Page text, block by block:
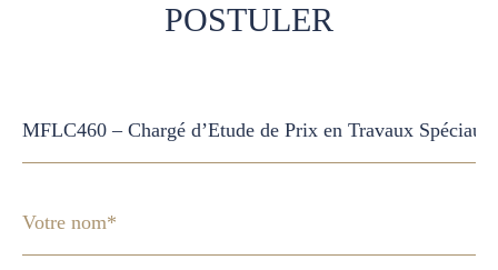
POSTULER